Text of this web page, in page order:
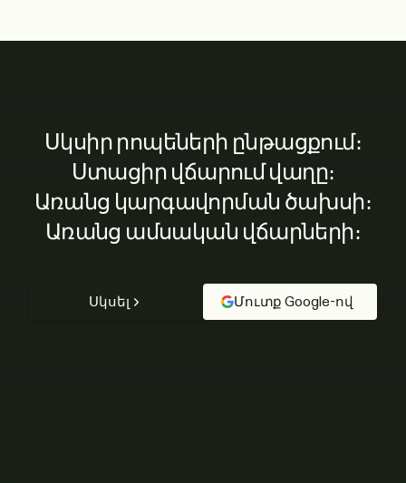
Սկսիր րոպեների ընթացքում։
Ստացիր վճարում վաղը։
Առանց կարգավորման ծախսի։
Առանց ամսական վճարների։
Սկսել Մուտք Google-ով